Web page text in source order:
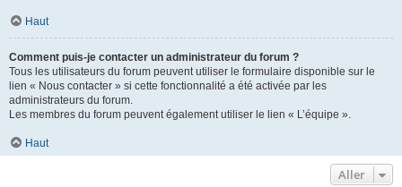
Haut
Comment puis-je contacter un administrateur du forum ?
Tous les utilisateurs du forum peuvent utiliser le formulaire disponible sur le
lien « Nous contacter » si cette fonctionnalité a été activée par les
administrateurs du forum.
Les membres du forum peuvent également utiliser le lien « L’équipe ».
Haut
Aller